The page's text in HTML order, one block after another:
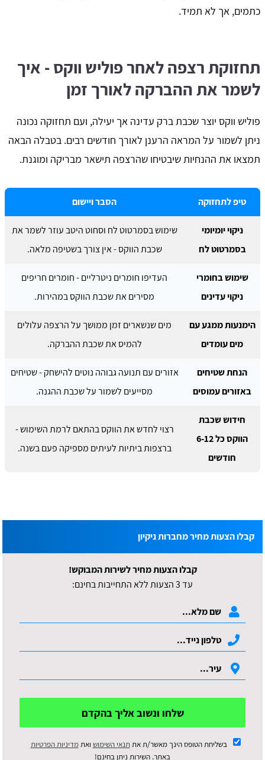
כתמים, אך לא תמיד.
תחזוקת רצפה לאחר פוליש ווקס - איך
לשמר את ההברקה לאורך זמן
פוליש ווקס יוצר שכבת ברק עדינה אך יעילה, ועם תחזוקה נכונה
ניתן לשמור על המראה הרענן לאורך חודשים רבים. בטבלה הבאה
תמצאו את ההנחיות שיבטיחו שהרצפה תישאר מבריקה ומוגנת.
טיפ לתחזוקה הסבר ויישום
ניקוי יומיומי
בסמרטוט לח
שימוש בסמרטוט לח וסחוט היטב עוזר לשמר את
שכבת הווקס - אין צורך בשטיפה מלאה.
שימוש בחומרי
ניקוי עדינים
העדיפו חומרים ניטרליים - חומרים חריפים
מסירים את שכבת הווקס במהירות.
הימנעות ממגע עם
מים עומדים
מים שנשארים זמן ממושך על הרצפה עלולים
להמיס את שכבת ההברקה.
הנחת שטיחים
באזורים עמוסים
אזורים עם תנועה גבוהה נוטים להישחק - שטיחים
מסייעים לשמור על שכבת ההגנה.
חידוש שכבת
הווקס כל 6-12
חודשים
רצוי לחדש את הווקס בהתאם לרמת השימוש -
ברצפות ביתיות לעיתים מספיקה פעם בשנה.
קבלו הצעות מחיר מחברות ניקיון
קבלו הצעות מחיר לשירות המבוקש!
עד 3 הצעות ללא התחייבות בחינם:
שלחו ונשוב אליך בהקדם
בשליחת הטופס הינך מאשר/ת את תנאי השימוש ואתמדיניות הפרטיות
באתר. השירות ניתן בחינם!